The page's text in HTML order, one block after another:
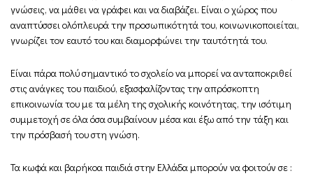
γνώσεις, να μάθει να γράφει και να διαβάζει. Είναι ο χώρος που
αναπτύσσει ολόπλευρά την προσωπικότητά του, κοινωνικοποιείται,
γνωρίζει τον εαυτό του και διαμορφώνει την ταυτότητά του.
Είναι πάρα πολύ σημαντικό το σχολείο να μπορεί να ανταποκριθεί
στις ανάγκες του παιδιού, εξασφαλίζοντας την απρόσκοπτη
επικοινωνία του με τα μέλη της σχολικής κοινότητας, την ισότιμη
συμμετοχή σε όλα όσα συμβαίνουν μέσα και έξω από την τάξη και
την πρόσβασή του στη γνώση.
Τα κωφά και βαρήκοα παιδιά στην Ελλάδα μπορούν να φοιτούν σε :